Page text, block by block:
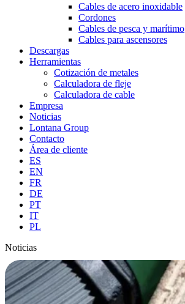
Cables de acero inoxidable
Cordones
Cables de pesca y marítimo
Cables para ascensores
Descargas
Herramientas
Cotización de metales
Calculadora de fleje
Calculadora de cable
Empresa
Noticias
Lontana Group
Contacto
Área de cliente
ES
EN
FR
DE
PT
IT
PL
Noticias